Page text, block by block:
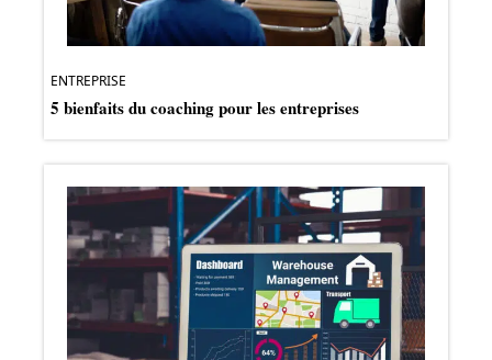
ENTREPRISE
5 bienfaits du coaching pour les entreprises